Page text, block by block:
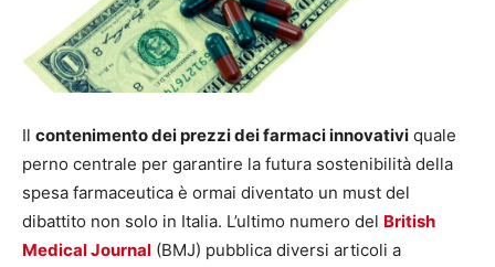
Il contenimento dei prezzi dei farmaci innovativi quale
perno centrale per garantire la futura sostenibilità della
spesa farmaceutica è ormai diventato un must del
dibattito non solo in Italia. L’ultimo numero del British
Medical Journal (BMJ) pubblica diversi articoli a